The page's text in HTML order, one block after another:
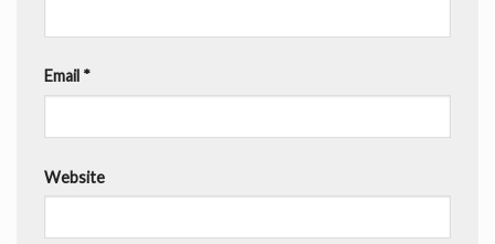
Email *
Website